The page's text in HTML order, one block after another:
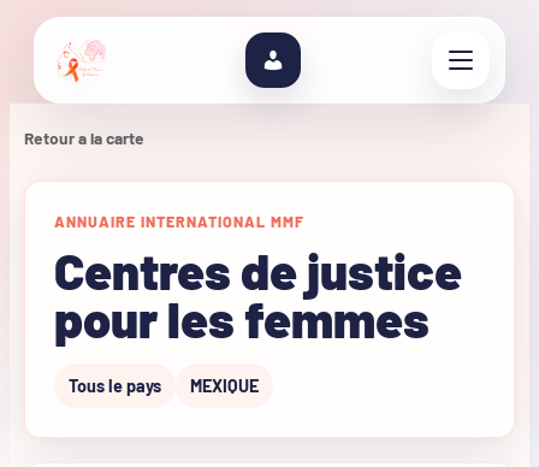
Retour a la carte
ANNUAIRE INTERNATIONAL MMF
Centres de justice
pour les femmes
Tous le pays MEXIQUE